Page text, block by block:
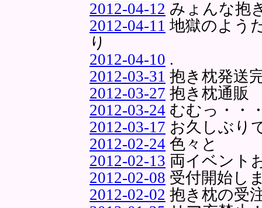
2012-04-12 みょんな抱
2012-04-11 地獄のよう
り
2012-04-10 .
2012-03-31 抱き枕発送
2012-03-27 抱き枕通販
2012-03-24 むむっ・・
2012-03-17 お久しぶり
2012-02-24 色々と
2012-02-13 両イベント
2012-02-08 受付開始し
2012-02-02 抱き枕の受